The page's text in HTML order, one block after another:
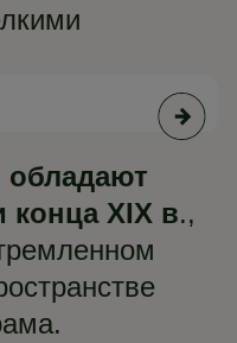
конца XIX в.,